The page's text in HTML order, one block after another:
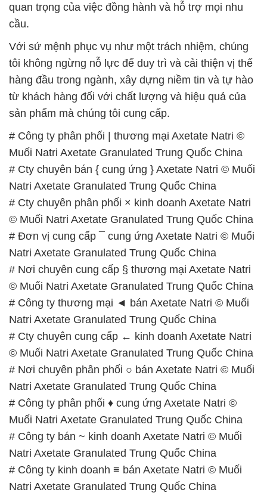
quan trọng của việc đồng hành và hỗ trợ mọi nhu
cầu.
Với sứ mệnh phục vụ như một trách nhiệm, chúng
tôi không ngừng nỗ lực để duy trì và cải thiện vị thế
hàng đầu trong ngành, xây dựng niềm tin và tự hào
từ khách hàng đối với chất lượng và hiệu quả của
sản phẩm mà chúng tôi cung cấp.
# Công ty phân phối | thương mại Axetate Natri ©
Muối Natri Axetate Granulated Trung Quốc China
# Cty chuyên bán { cung ứng } Axetate Natri © Muối
Natri Axetate Granulated Trung Quốc China
# Cty chuyên phân phối × kinh doanh Axetate Natri
© Muối Natri Axetate Granulated Trung Quốc China
# Đơn vị cung cấp ¯ cung ứng Axetate Natri © Muối
Natri Axetate Granulated Trung Quốc China
# Nơi chuyên cung cấp § thương mại Axetate Natri
© Muối Natri Axetate Granulated Trung Quốc China
# Công ty thương mại ◄ bán Axetate Natri © Muối
Natri Axetate Granulated Trung Quốc China
# Cty chuyên cung cấp ← kinh doanh Axetate Natri
© Muối Natri Axetate Granulated Trung Quốc China
# Nơi chuyên phân phối ○ bán Axetate Natri © Muối
Natri Axetate Granulated Trung Quốc China
# Công ty phân phối ♦ cung ứng Axetate Natri ©
Muối Natri Axetate Granulated Trung Quốc China
# Công ty bán ~ kinh doanh Axetate Natri © Muối
Natri Axetate Granulated Trung Quốc China
# Công ty kinh doanh ≡ bán Axetate Natri © Muối
Natri Axetate Granulated Trung Quốc China